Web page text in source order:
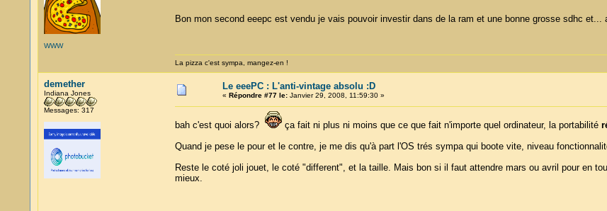
WWW
Bon mon second eeepc est vendu je vais pouvoir investir dans de la ram et une bonne grosse sdhc et...
La pizza c'est sympa, mangez-en !
demether
Indiana Jones
Messages: 317
Le eeePC : L'anti-vintage absolu :D
« Répondre #77 le:Janvier 29, 2008, 11:59:30 »
bah c'est quoi alors? ça fait ni plus ni moins que ce que fait n'importe quel ordinateur, la portabilité
Quand je pese le pour et le contre, je me dis qu'à part l'OS trés sympa qui boote vite, niveau
Reste le coté joli jouet, le coté "different", et la taille. Mais bon si il faut attendre mars ou avril pour en
mieux.